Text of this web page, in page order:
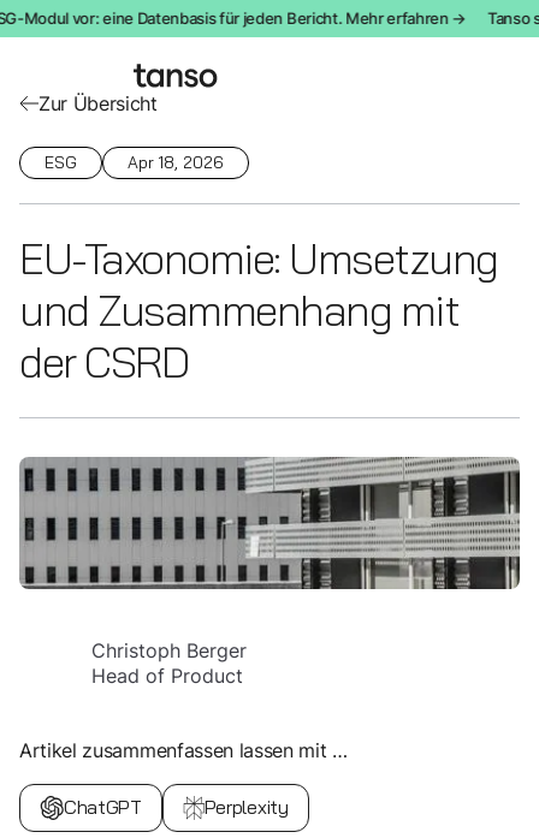
Modul vor: eine Datenbasis für jeden Bericht. Mehr erfahren → Tanso
Zur Übersicht
ESG Apr 18, 2026
EU-Taxonomie: Umsetzung
und Zusammenhang mit
der CSRD
Christoph Berger
Head of Product
Artikel zusammenfassen lassen mit …
ChatGPT Perplexity